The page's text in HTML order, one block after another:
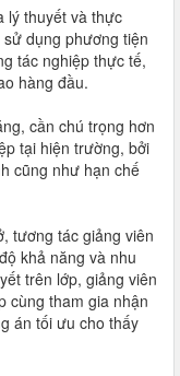
lý thuyết và thực
dụng phương tiện
tác nghiệp thực tế,
hàng đầu.
cần chú trọng hơn
tại hiện trường, bởi
cũng như hạn chế
tương tác giảng viên
khả năng và nhu
trên lớp, giảng viên
cùng tham gia nhận
án tối ưu cho thấy